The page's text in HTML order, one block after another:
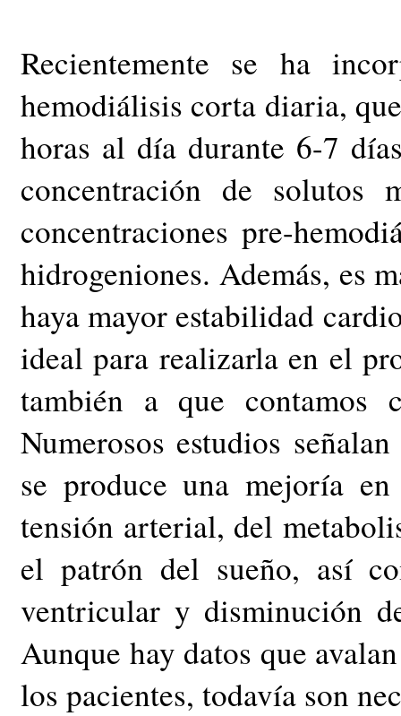
Recientemente se ha
hemodiálisis corta diaria,
horas al día durante 6-7
concentración de solutos
concentraciones pre-
hidrogeniones. Además, es
haya mayor estabilidad
ideal para realizarla en el
también a que contamos
Numerosos estudios
se produce una mejoría
tensión arterial, del
el patrón del sueño, así
ventricular y disminución
Aunque hay datos que
los pacientes, todavía son